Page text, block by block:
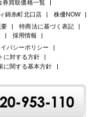
券買取価格一覧
錦糸町北口店
株優NOW
要
特商法に基づく表記
採用情報
バシーポリシー
に対する方針
に関する基本方針